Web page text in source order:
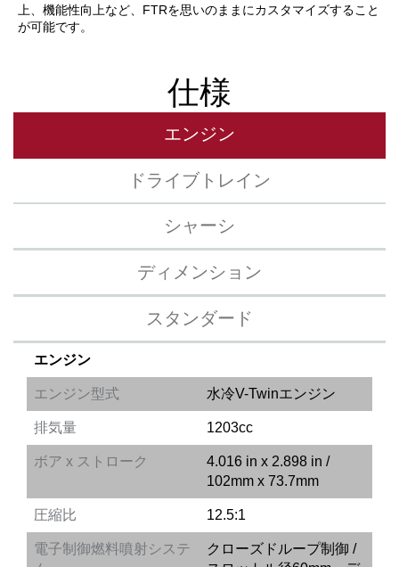
上、機能性向上など、FTRを思いのままにカスタマイズすること
が可能です。
仕様
エンジン
ドライブトレイン
シャーシ
ディメンション
スタンダード
エンジン
エンジン型式 水冷V-Twinエンジン
排気量 1203cc
ボア x ストローク
4.016 in x 2.898 in /
102mm x 73.7mm
圧縮比 12.5:1
電子制御燃料噴射システ
クローズドループ制御 /